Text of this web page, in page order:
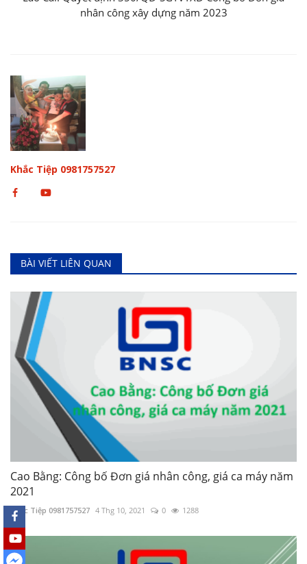
nhân công xây dựng năm 2023
Khắc Tiệp 0981757527
BÀI VIẾT LIÊN QUAN
Cao Bằng: Công bố Đơn giá nhân công, giá ca máy năm
2021
Khắc Tiệp 0981757527 4 Thg 10, 2021 0 1288